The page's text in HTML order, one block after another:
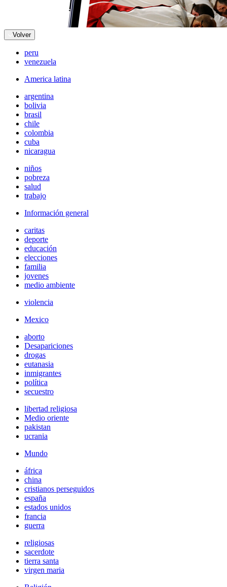
Volver
peru
venezuela
America latina
argentina
bolivia
brasil
chile
colombia
cuba
nicaragua
niños
pobreza
salud
trabajo
Información general
caritas
deporte
educación
elecciones
familia
jovenes
medio ambiente
violencia
Mexico
aborto
Desapariciones
drogas
eutanasia
inmigrantes
política
secuestro
libertad religiosa
Medio oriente
pakistan
ucrania
Mundo
áfrica
china
cristianos perseguidos
españa
estados unidos
francia
guerra
religiosas
sacerdote
tierra santa
virgen maria